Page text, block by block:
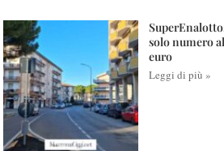
solo numero
euro
Leggi di più »